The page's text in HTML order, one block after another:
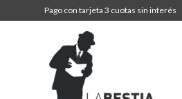
Pago con tarjeta 3 cuotas sin interés